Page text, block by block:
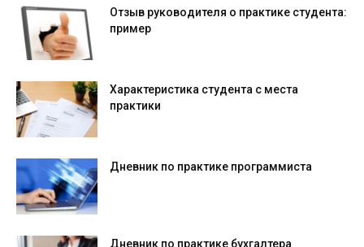
Отзыв руководителя о практике студента:
пример
Характеристика студента с места
практики
Дневник по практике программиста
Дневник по практике бухгалтера